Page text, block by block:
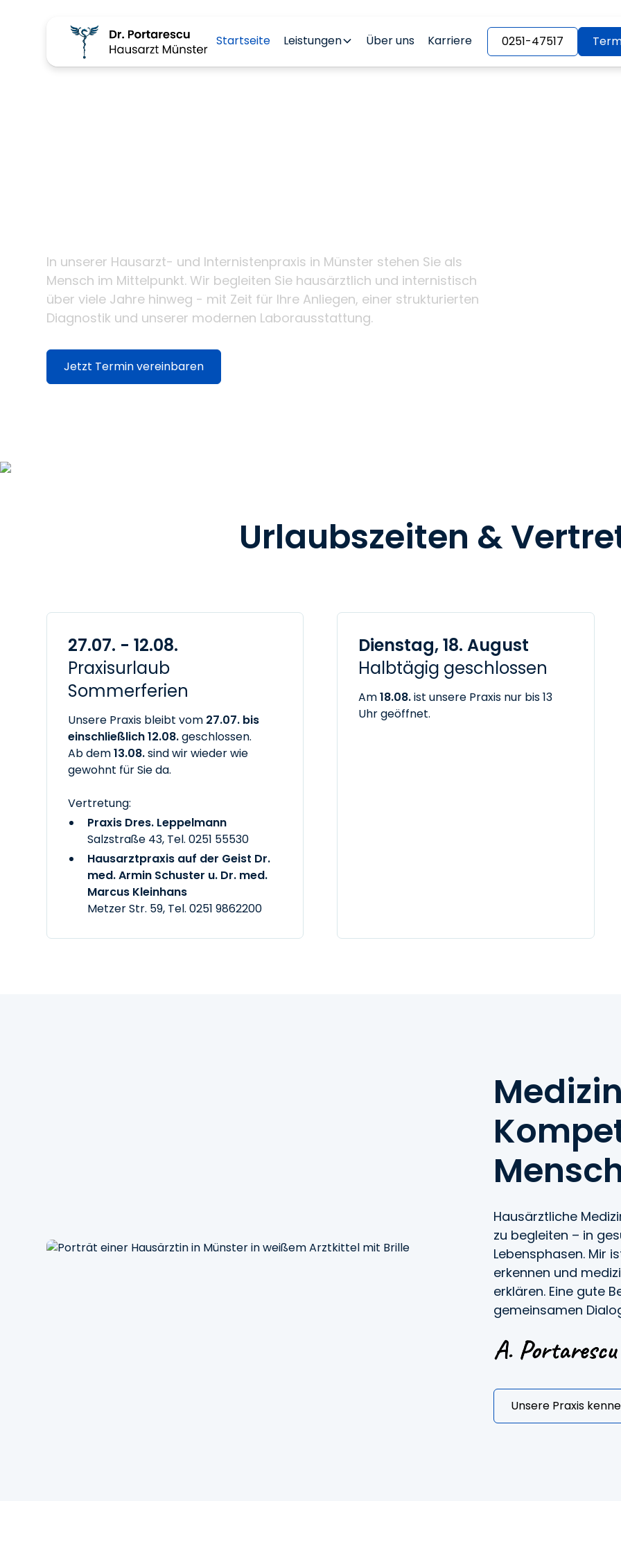
Startseite Leistungen Über uns Karriere 0251-47517
In unserer Hausarzt- und Internistenpraxis in Münster stehen Sie als
Mensch im Mittelpunkt. Wir begleiten Sie hausärztlich und internistisch
über viele Jahre hinweg - mit Zeit für Ihre Anliegen, einer strukturierten
Diagnostik und unserer modernen Laborausstattung.
Jetzt Termin vereinbaren
Urlaubszeiten &
27.07. - 12.08.
Praxisurlaub
Sommerferien
Unsere Praxis bleibt vom 27.07. bis
einschließlich 12.08.geschlossen.
Ab dem13.08.sind wir wieder wie
gewohnt für Sie da.
Vertretung:
Praxis Dres. Leppelmann
Salzstraße 43, Tel.0251 55530
Hausarztpraxis auf der Geist Dr.
med. Armin Schuster u. Dr. med.
Marcus Kleinhans
Metzer Str. 59, Tel.0251 9862200
Dienstag, 18. August
Halbtägig geschlossen
Am18.08.ist unsere Praxis nur bis 13
Uhr geöffnet.
Hausärztliche
zu begleiten – in
Lebensphasen. Mir
erkennen und
erklären. Eine gute
gemeinsamen
Unsere Praxis